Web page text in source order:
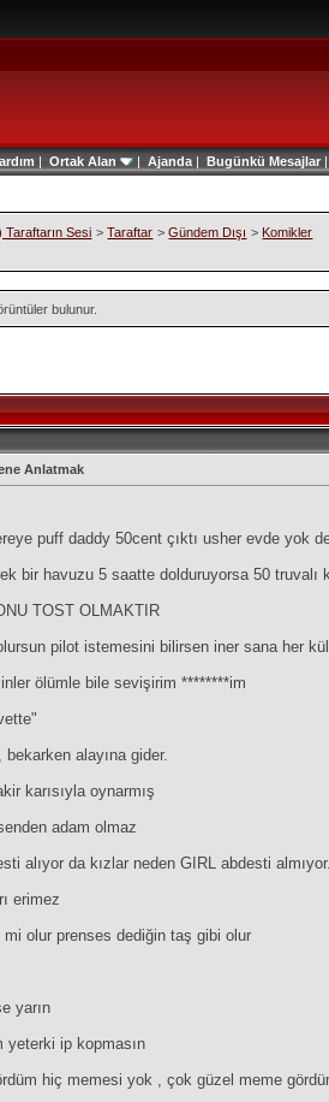
| Ortak Alan | Ajanda | Bugünkü Mesajlar|
Sesi >Taraftar >Gündem Dışı > Komikler
bulunur.
Anlatmak
puff daddy 50cent çıktı usher evde yok
bir havuzu 5 saatte dolduruyorsa 50 truvalı
TOST OLMAKTIR
pilot istemesini bilirsen iner sana her
ölümle bile sevişirim ********im
alayına gider.
karısıyla oynarmış
adam olmaz
alıyor da kızlar neden GIRL abdesti almıyor.
erimez
olur prenses dediğin taş gibi olur
yarın
yeterki ip kopmasın
hiç memesi yok , çok güzel meme